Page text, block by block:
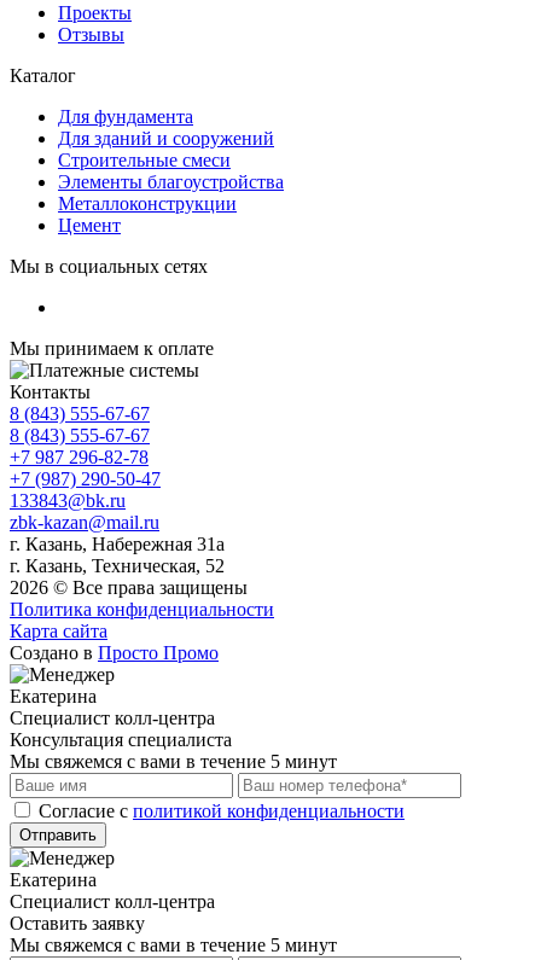
Проекты
Отзывы
Каталог
Для фундамента
Для зданий и сооружений
Строительные смеси
Элементы благоустройства
Металлоконструкции
Цемент
Мы в социальных сетях
Мы принимаем к оплате
Контакты
8 (843) 555-67-67
8 (843) 555-67-67
+7 987 296-82-78
+7 (987) 290-50-47
133843@bk.ru
zbk-kazan@mail.ru
г. Казань, Набережная 31а
г. Казань, Техническая, 52
2026 © Все права защищены
Политика конфиденциальности
Карта сайта
Создано в Просто Промо
Екатерина
Специалист колл-центра
Консультация специалиста
Мы свяжемся с вами в течение 5 минут
Cогласие с политикой конфиденциальности
Отправить
Екатерина
Специалист колл-центра
Оставить заявку
Мы свяжемся с вами в течение 5 минут